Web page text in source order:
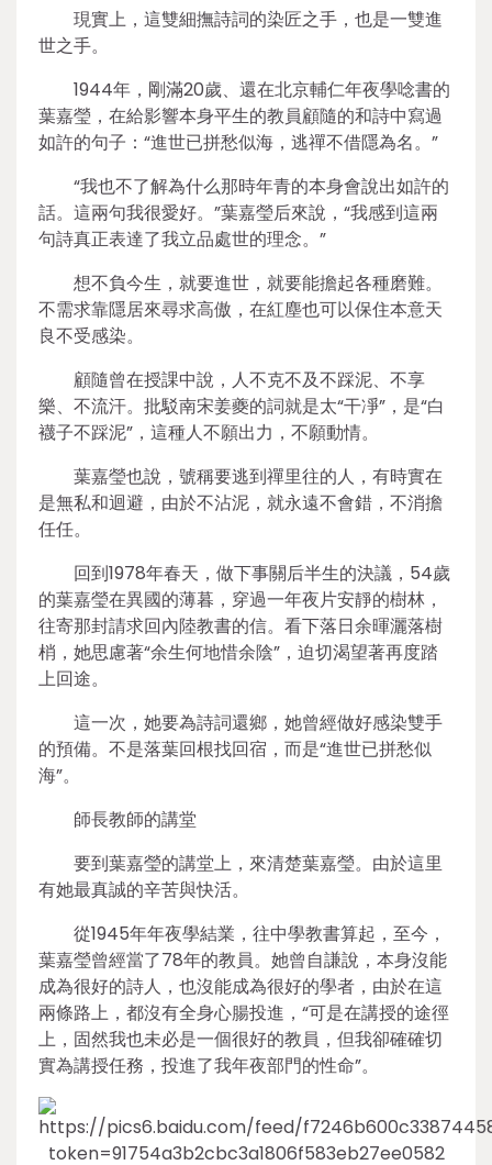
現實上，這雙細撫詩詞的染匠之手，也是一雙進
世之手。
1944年，剛滿20歲、還在北京輔仁年夜學唸書的
葉嘉瑩，在給影響本身平生的教員顧隨的和詩中寫過
如許的句子：“進世已拼愁似海，逃禪不借隱為名。”
“我也不了解為什么那時年青的本身會說出如許的
話。這兩句我很愛好。”葉嘉瑩后來說，“我感到這兩
句詩真正表達了我立品處世的理念。”
想不負今生，就要進世，就要能擔起各種磨難。
不需求靠隱居來尋求高傲，在紅塵也可以保住本意天
良不受感染。
顧隨曾在授課中說，人不克不及不踩泥、不享
樂、不流汗。批駁南宋姜夔的詞就是太“干凈”，是“白
襪子不踩泥”，這種人不願出力，不願動情。
葉嘉瑩也說，號稱要逃到禪里往的人，有時實在
是無私和迴避，由於不沾泥，就永遠不會錯，不消擔
任任。
回到1978年春天，做下事關后半生的決議，54歲
的葉嘉瑩在異國的薄暮，穿過一年夜片安靜的樹林，
往寄那封請求回內陸教書的信。看下落日余暉灑落樹
梢，她思慮著“余生何地惜余陰”，迫切渴望著再度踏
上回途。
這一次，她要為詩詞還鄉，她曾經做好感染雙手
的預備。不是落葉回根找回宿，而是“進世已拼愁似
海”。
師長教師的講堂
要到葉嘉瑩的講堂上，來清楚葉嘉瑩。由於這里
有她最真誠的辛苦與快活。
從1945年年夜學結業，往中學教書算起，至今，
葉嘉瑩曾經當了78年的教員。她曾自謙說，本身沒能
成為很好的詩人，也沒能成為很好的學者，由於在這
兩條路上，都沒有全身心腸投進，“可是在講授的途徑
上，固然我也未必是一個很好的教員，但我卻確確切
實為講授任務，投進了我年夜部門的性命”。